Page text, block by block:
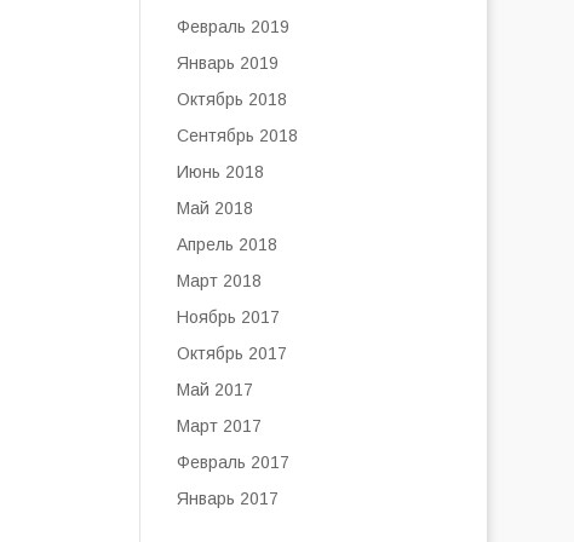
Февраль 2019
Январь 2019
Октябрь 2018
Сентябрь 2018
Июнь 2018
Май 2018
Апрель 2018
Март 2018
Ноябрь 2017
Октябрь 2017
Май 2017
Март 2017
Февраль 2017
Январь 2017